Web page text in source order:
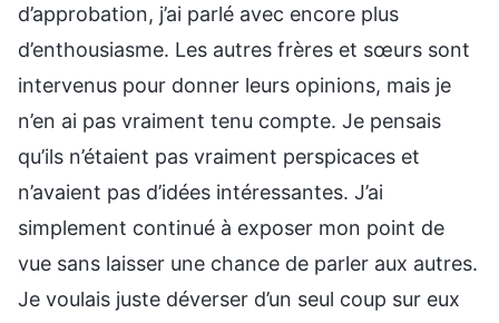
d’approbation, j’ai parlé avec encore plus
d’enthousiasme. Les autres frères et sœurs sont
intervenus pour donner leurs opinions, mais je
n’en ai pas vraiment tenu compte. Je pensais
qu’ils n’étaient pas vraiment perspicaces et
n’avaient pas d’idées intéressantes. J’ai
simplement continué à exposer mon point de
vue sans laisser une chance de parler aux autres.
Je voulais juste déverser d’un seul coup sur eux